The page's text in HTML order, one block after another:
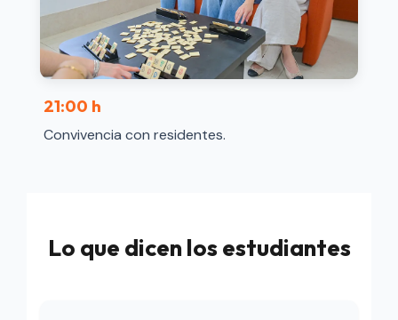
21:00 h
Convivencia con residentes.
Lo que dicen los estudiantes